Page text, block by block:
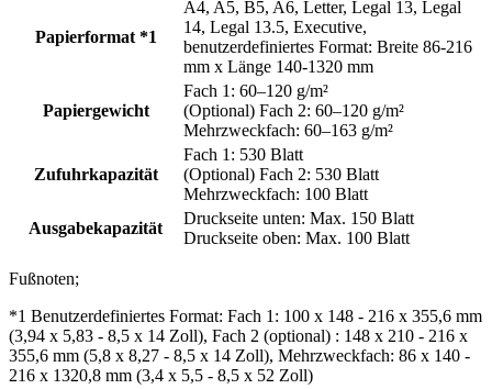
Papierformat *1
A4, A5, B5, A6, Letter, Legal 13, Legal
14, Legal 13.5, Executive,
benutzerdefiniertes Format: Breite 86-216
mm x Länge 140-1320 mm
Papiergewicht
Fach 1: 60–120 g/m²
(Optional) Fach 2: 60–120 g/m²
Mehrzweckfach: 60–163 g/m²
Zufuhrkapazität
Fach 1: 530 Blatt
(Optional) Fach 2: 530 Blatt
Mehrzweckfach: 100 Blatt
Ausgabekapazität
Druckseite unten: Max. 150 Blatt
Druckseite oben: Max. 100 Blatt
Fußnoten;
*1 Benutzerdefiniertes Format: Fach 1: 100 x 148 ‐ 216 x 355,6 mm
(3,94 x 5,83 ‐ 8,5 x 14 Zoll), Fach 2 (optional) : 148 x 210 ‐ 216 x
355,6 mm (5,8 x 8,27 ‐ 8,5 x 14 Zoll), Mehrzweckfach: 86 x 140 ‐
216 x 1320,8 mm (3,4 x 5,5 ‐ 8,5 x 52 Zoll)